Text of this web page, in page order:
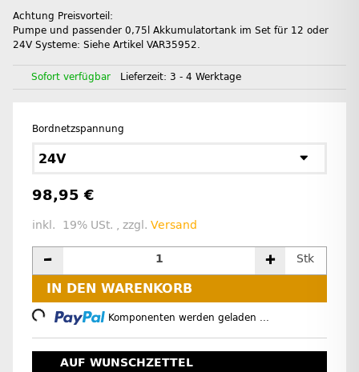
Achtung Preisvorteil:
Pumpe und passender 0,75l Akkumulatortank im Set für 12 oder
24V Systeme: Siehe Artikel VAR35952.
Sofort verfügbar Lieferzeit: 3 - 4 Werktage
Bordnetzspannung
24V
98,95 €
inkl. 19% USt. , zzgl. Versand
Stk
IN DEN WARENKORB
Loading... Komponenten werden geladen ...
AUF WUNSCHZETTEL